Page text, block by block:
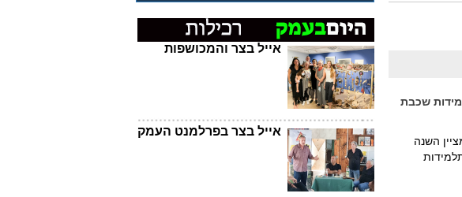
שכבת
השנה
מדובר בתכנית ייחודית של 'התעשייה האווירית' ברמה הארצית אליה נבחרו 100 תלמידות
אייל בצר והמכושפות
אייל בצר בפרלמנט העמק